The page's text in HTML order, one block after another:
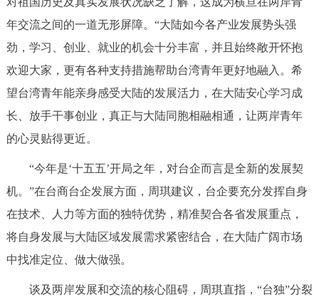
年交流之间的一道无形屏障。“大陆如今各产业发展势头强
劲，学习、创业、就业的机会十分丰富，并且始终敞开怀抱
欢迎大家，更有各种支持措施帮助台湾青年更好地融入。希
望台湾青年能亲身感受大陆的发展活力，在大陆安心学习成
长、放手干事创业，真正与大陆同胞相融相通，让两岸青年
的心灵贴得更近。
“今年是‘十五五’开局之年，对台企而言是全新的发展契
机。”在台商台企发展方面，周琪建议，台企要充分发挥自身
在技术、人力等方面的独特优势，精准契合各省发展重点，
将自身发展与大陆区域发展需求紧密结合，在大陆广阔市场
中找准定位、做大做强。
谈及两岸发展和交流的核心阻碍，周琪直指，“台独”分裂